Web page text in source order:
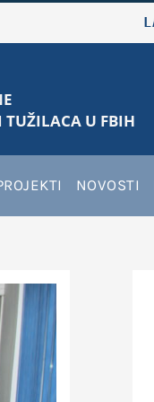
TUŽILACA U FBIH
NOVOSTI